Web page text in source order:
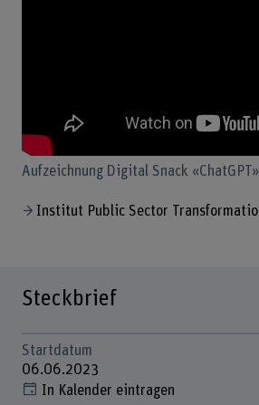
Aufzeichnung Digital Snack
Institut Public Sector
Steckbrief
Startdatum
06.06.2023
In Kalender eintragen